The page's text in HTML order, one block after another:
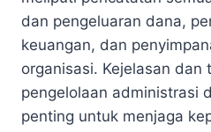
dan pengeluaran dana,
keuangan, dan
organisasi. Kejelasan dan
pengelolaan administrasi
penting untuk menjaga